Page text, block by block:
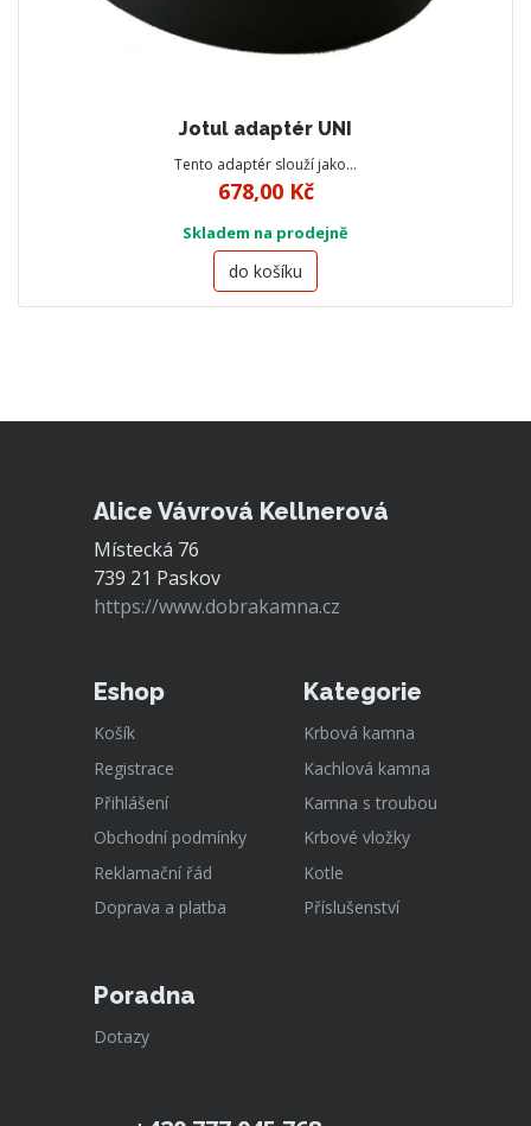
Jotul adaptér UNI
Tento adaptér slouží jako…
678,00 Kč
Skladem na prodejně
do košíku
Alice Vávrová Kellnerová
Místecká 76
739 21 Paskov
https://www.dobrakamna.cz
Eshop
Košík
Registrace
Přihlášení
Obchodní podmínky
Reklamační řád
Doprava a platba
Kategorie
Krbová kamna
Kachlová kamna
Kamna s troubou
Krbové vložky
Kotle
Příslušenství
Poradna
Dotazy